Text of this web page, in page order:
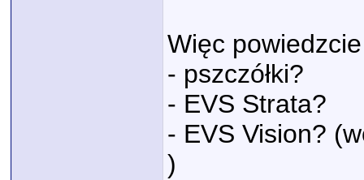
Więc
- pszczółki?
- EVS Strata?
- EVS Vision?
)